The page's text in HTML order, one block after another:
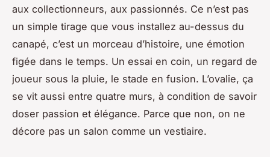
aux collectionneurs, aux passionnés. Ce n’est pas
un simple tirage que vous installez au-dessus du
canapé, c’est un morceau d’histoire, une émotion
figée dans le temps. Un essai en coin, un regard de
joueur sous la pluie, le stade en fusion. L’ovalie, ça
se vit aussi entre quatre murs, à condition de savoir
doser passion et élégance. Parce que non, on ne
décore pas un salon comme un vestiaire.